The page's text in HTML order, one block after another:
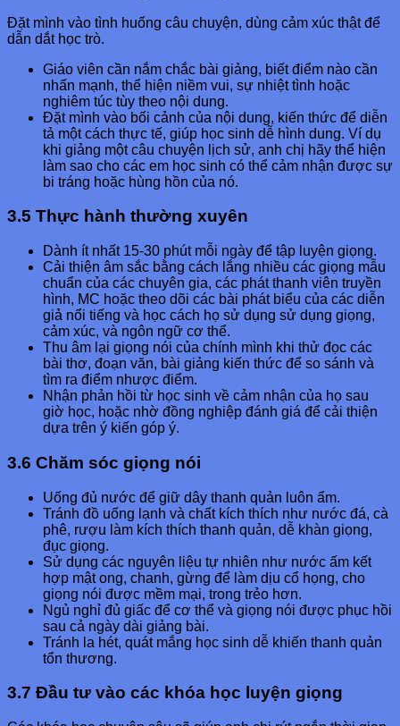
Đặt mình vào tình huống câu chuyện, dùng cảm xúc thật để
dẫn dắt học trò.
Giáo viên cần nắm chắc bài giảng, biết điểm nào cần
nhấn mạnh, thể hiện niềm vui, sự nhiệt tình hoặc
nghiêm túc tùy theo nội dung.
Đặt mình vào bối cảnh của nội dung, kiến thức để diễn
tả một cách thực tế, giúp học sinh dễ hình dung. Ví dụ
khi giảng một câu chuyện lịch sử, anh chị hãy thể hiện
làm sao cho các em học sinh có thể cảm nhận được sự
bi tráng hoặc hùng hồn của nó.
3.5 Thực hành thường xuyên
Dành ít nhất 15-30 phút mỗi ngày để tập luyện giọng.
Cải thiện âm sắc bằng cách lắng nhiều các giọng mẫu
chuẩn của các chuyên gia, các phát thanh viên truyền
hình, MC hoặc theo dõi các bài phát biểu của các diễn
giả nổi tiếng và học cách họ sử dụng sử dụng giọng,
cảm xúc, và ngôn ngữ cơ thể.
Thu âm lại giọng nói của chính mình khi thử đọc các
bài thơ, đoạn văn, bài giảng kiến thức để so sánh và
tìm ra điểm nhược điểm.
Nhận phản hồi từ học sinh về cảm nhận của họ sau
giờ học, hoặc nhờ đồng nghiệp đánh giá để cải thiện
dựa trên ý kiến góp ý.
3.6 Chăm sóc giọng nói
Uống đủ nước để giữ dây thanh quản luôn ẩm.
Tránh đồ uống lạnh và chất kích thích như nước đá, cà
phê, rượu làm kích thích thanh quản, dễ khàn giọng,
đục giọng.
Sử dụng các nguyên liệu tự nhiên như nước ấm kết
hợp mật ong, chanh, gừng để làm dịu cổ họng, cho
giọng nói được mềm mại, trong trẻo hơn.
Ngủ nghỉ đủ giấc để cơ thể và giọng nói được phục hồi
sau cả ngày dài giảng bài.
Tránh la hét, quát mắng học sinh dễ khiến thanh quản
tổn thương.
3.7 Đầu tư vào các khóa học luyện giọng